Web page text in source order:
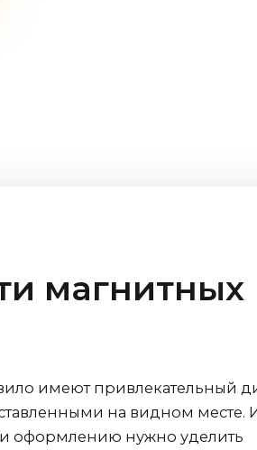
магнитных
имеют привлекательный
на видном месте.
оформлению нужно уделить